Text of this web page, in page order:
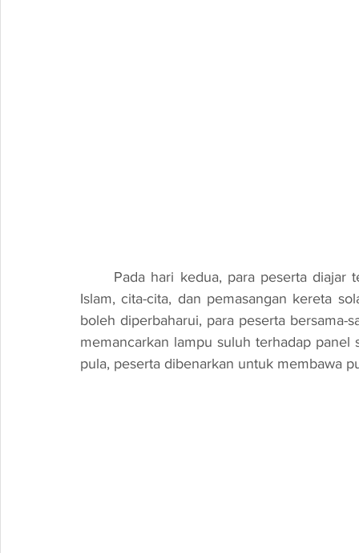
Islam, cita-cita, dan pemasangan kereta
boleh diperbaharui, para peserta bersama-
memancarkan lampu suluh terhadap
pula, peserta dibenarkan untuk membawa